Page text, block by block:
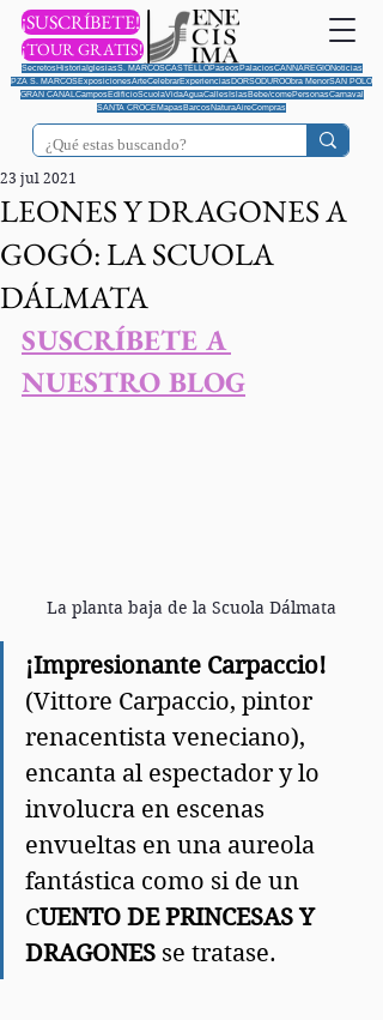
¡SUSCRÍBETE!
¡TOUR GRATIS!
SecretosHistoriaIglesiasS. MARCOSCASTELLOPaseosPalaciosCANNAREGIONoticias
PZA S. MARCOSExposicionesArteCelebrarExperienciasDORSODUROObra MenorSAN POLO
GRAN CANAL CamposEdificioScuolaVidaAguaCallesIslasBebe/comePersonasCarnaval
SANTA CROCEMapasBarcosNaturaAireCompras
LEONES Y DRAGONES A
GOGÓ: LA SCUOLA
DÁLMATA
23 jul 2021
SUSCRÍBETE A
NUESTRO BLOG
La planta baja de la Scuola Dálmata
¡Impresionante Carpaccio!
(Vittore Carpaccio, pintor
renacentista veneciano),
encanta al espectador y lo
involucra en escenas
envueltas en una aureola
fantástica como si de un
CUENTO DE PRINCESAS Y
DRAGONES se tratase.